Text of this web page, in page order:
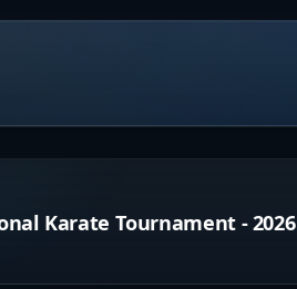
Karate Tournament - 2026